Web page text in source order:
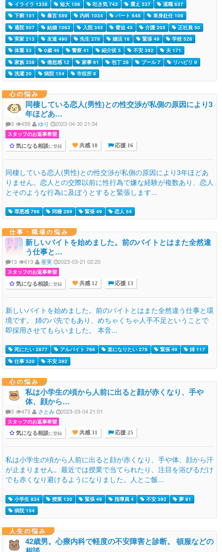
イライラ 1338
短大 106 吐き気 743 震え 537
退職 637
下痢 101
暴言 589 内科 1034 パート 648
単身赴任 109
通院 507
結婚 1063 入院 345 脅迫 45 介護 205
正社員 50
実家 213
友達 490 先生 278 婚活 16 緊張 49
学校 528
体重 53
0歳 46 警察 41 紹介状 5 不安 392
夫 171
家族 338
倦怠感 12 家事 61 包丁 28 プール 7
リハビリ 9
洗濯 20
病院 154 市役所 8
心の悩み
同棲している恋人(男性)との性交渉が私側の原因により3
年ほどあ…
3 459 ゆり 2023-04-30 21:34
スタッフのお返事希望
気になる相談に登録 共感 10 応援 16
同棲している恋人(男性)との性交渉が私側の原因により3年ほどあ
りません。恋人との交際以前に性行為で嫌な経験が複数あり、恋人
とそのような行為に及ぼうとすると緊張します...
罪悪感 798 同棲 289 緊張 49 恋人 54
仕事・職場の悩み
新しいバイトを始めました。前のバイトとはまた全然違
う仕事と…
13 613 亜実 2023-03-21 02:20
スタッフのお返事希望
気になる相談に登録 共感 12 応援 13
新しいバイトを始めました。前のバイトとはまた全然違う仕事と環
境です。 姉のバ先でもあり、めちゃくちゃ人手不足ということで
即採用させてもらいました。 本音...
死にたい 2877 アルバイト 766 楽になりたい 278 緊張 49
姉 117
仕事 520
不安 392
心の悩み
私は小学生の頃から人前に出ると顔が赤くなり、手や
体、顔から…
3 473 さとみ 2023-03-04 21:01
スタッフのお返事希望
気になる相談に登録 共感 31 応援 25
私は小学生の頃から人前に出ると顔が赤くなり、手や体、顔から汗
が止まりません。最近では授業で当てられたり、注目を浴びるだけ
でも赤くなり避けるようになりました。人とご飯...
小学生 834 授業 130 緊張 49 指導員 4 不安 392
夢 91
病院 154
人生の悩み
42歳男。心療内科で軽度の不安障害と診断。 頓服などの